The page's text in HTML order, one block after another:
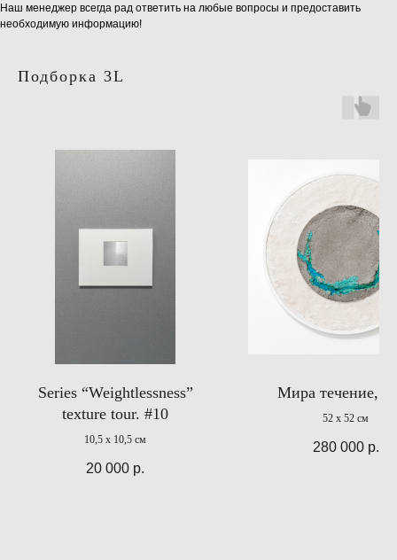
Наш менеджер всегда рад ответить на любые вопросы и предоставить
необходимую информацию!
Подборка 3L
Series “Weightlessness”
texture tour. #10
10,5 х 10,5 см
20 000 р.
Мира течение,
52 x 52 см
280 000 р.